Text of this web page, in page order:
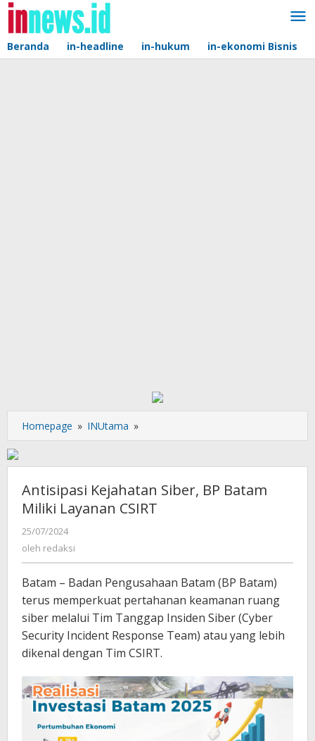
Lewati
konten
Beranda in-headline in-hukum in-ekonomi Bisnis
Homepage » INUtama »
Kejahatan
BP
Batam
Miliki
Layanan
Antisipasi Kejahatan Siber, BP Batam
Miliki Layanan CSIRT
25/07/2024
redaksi
oleh redaksi
Batam – Badan Pengusahaan Batam (BP Batam)
terus memperkuat pertahanan keamanan ruang
siber melalui Tim Tanggap Insiden Siber (Cyber
Security Incident Response Team) atau yang lebih
dikenal dengan Tim CSIRT.